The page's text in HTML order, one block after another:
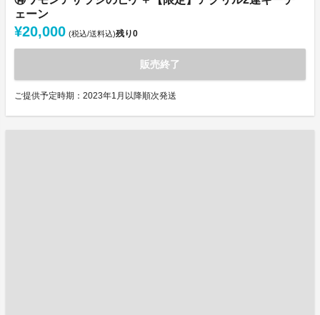
ェーン
¥20,000 (税込/送料込)残り0
販売終了
ご提供予定時期：2023年1月以降順次発送